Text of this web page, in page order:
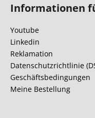
Informationen
Youtube
Linkedin
Reklamation
Datenschutzrichtlinie
Geschäftsbedingungen
Meine Bestellung